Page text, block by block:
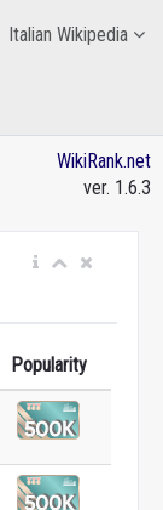
Italian Wikipedia
WikiRank.net
ver. 1.6.3
Popularity